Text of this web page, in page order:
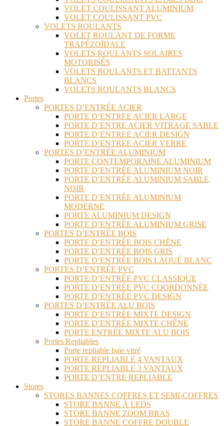
VOLET COULISSANT ALUMINIUM
VOLET COULISSANT PVC
VOLETS ROULANTS
VOLET ROULANT DE FORME
TRAPÉZOÏDALE
VOLETS ROULANTS SOLAIRES
MOTORISÉS
VOLETS ROULANTS ET BATTANTS
BLANCS
VOLETS ROULANTS BLANCS
Portes
PORTES D’ENTRÉE ACIER
PORTE D’ENTREE ACIER LARGE
PORTE D’ENTRE ACIER VITRAGE SABLE
PORTE D’ENTREE ACIER DESIGN
PORTE D’ENTREE ACIER VERRE
PORTES D’ENTRÉE ALUMINIUM
PORTE CONTEMPORAINE ALUMINIUM
PORTE D’ENTRÉE ALUMINIUM NOIR
PORTE D’ENTRÉE ALUMINIUM SABLE
NOIR
PORTE D’ENTRÉE ALUMINIUM
MODERNE
PORTE ALUMINIUM DESIGN
PORTE D’ENTRÉE ALUMINIUM GRISE
PORTES D’ENTRÉE BOIS
PORTE D’ENTRÉE BOIS CHÊNE
PORTE D’ENTRÉE BOIS GRIS
PORTE D’ENTRÉE BOIS LAQUÉ BLANC
PORTES D’ENTRÉE PVC
PORTE D’ENTRÉE PVC CLASSIQUE
PORTE D’ENTRÉE PVC COORDONNÉE
PORTE D’ENTRÉE PVC DESIGN
PORTES D’ENTRÉE ALU BOIS
PORTE D’ENTRÉE MIXTE DESIGN
PORTE D’ENTRÉE MIXTE CHÊNE
PORTE ENTRÉE MIXTE ALU BOIS
Portes Repliables
Porte repliable baie vitré
PORTE REPLIABLE 4 VANTAUX
PORTE REPLIABLE 3 VANTAUX
PORTE D’ENTRE REPLIABLE
Stores
STORES BANNES COFFRES ET SEMI-COFFRES
STORE BANNE À LEDS
STORE BANNE ZOOM BRAS
STORE BANNE COFFRE DOUBLE